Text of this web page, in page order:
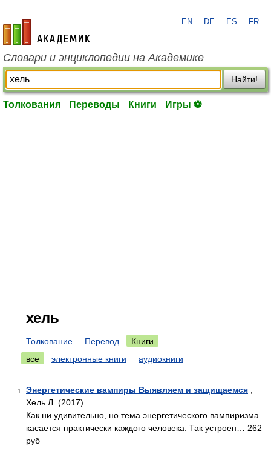
academic.ru
EN DE ES FR
Словари и энциклопедии на Академике
Найти!
Толкования Переводы Книги Игры ⚽
хель
Толкование Перевод
Книги
все
электронные книги аудиокниги
1 Энергетические вампиры Выявляем и защищаемся
Хель Л. (2017)
Как ни удивительно, но тема энергетического вампиризма
касается практически каждого человека. Так устроен… 262
руб